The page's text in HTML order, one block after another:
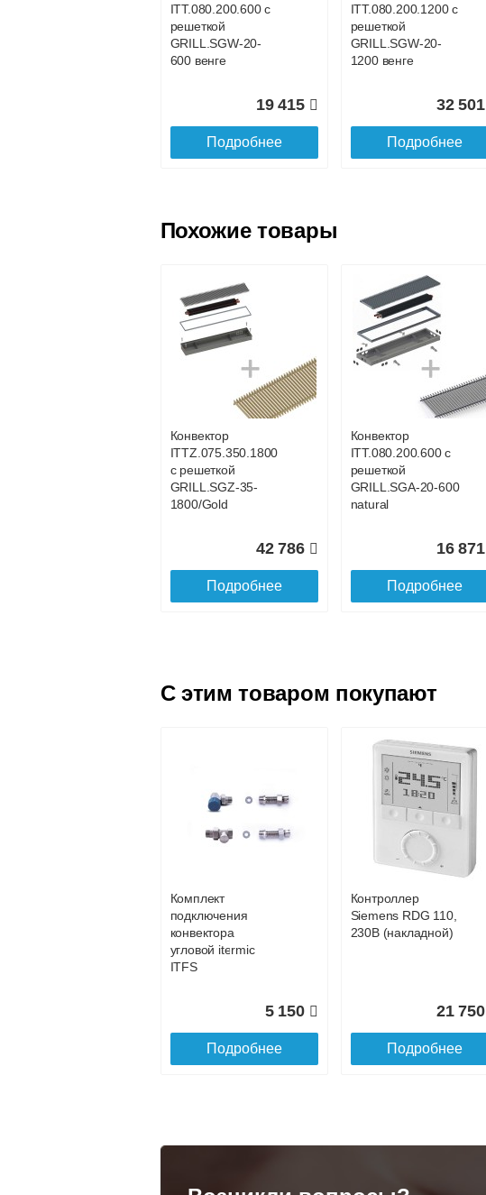
Доставка в регионы России.
ITT.080.200.600 с
решеткой
GRILL.SGW-20-
600 венге
19 415
Подробнее
ITT.080.200.1200 с
решеткой
GRILL.SGW-20-
1200 венге
32 501
Подробнее
Конвектор
ITT.080.200.800 с
GRILL.SGW-20-
24 163
Подробнее
Конвектор
ITT.080.200.700 с
GRILL.SGW-20-
21 901
Подробнее
Конвектор
решеткой
GRILL.SGW-20-
4100 венге
101 358
Подробнее
Похожие товары
Конвектор
ITTZ.075.350.1800
с решеткой
GRILL.SGZ-35-
1800/Gold
42 786
Подробнее
Конвектор
ITT.080.200.600 с
решеткой
GRILL.SGA-20-600
natural
16 871
Подробнее
Конвектор
ITT.080.200.1200 с
решеткой
GRILL.SGA-20-
Подробнее
Конвектор
ITT.080.200.600 с
GRILL.SGA-20-600
gold
Подробнее
Конвектор
Конвектор
C этим товаром покупают
Комплект
подключения
конвектора
угловой itermic
ITFS
5 150
Подробнее
Контроллер
Siemens RDG 110,
230В (накладной)
21 750
Подробнее